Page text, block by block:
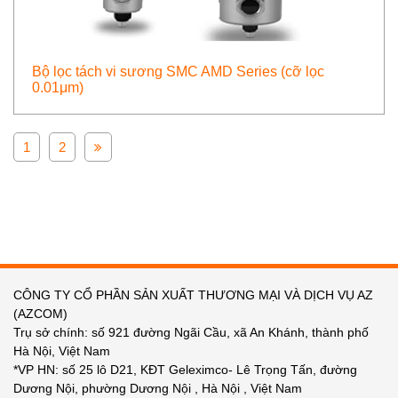
Bộ lọc tách vi sương SMC AMD Series (cỡ lọc
0.01μm)
1 2
CÔNG TY CỔ PHẦN SẢN XUẤT THƯƠNG MẠI VÀ DỊCH VỤ AZ
(AZCOM)
Trụ sở chính: số 921 đường Ngãi Cầu, xã An Khánh, thành phố
Hà Nội, Việt Nam
*VP HN: số 25 lô D21, KĐT Geleximco- Lê Trọng Tấn, đường
Dương Nội, phường Dương Nội , Hà Nội , Việt Nam